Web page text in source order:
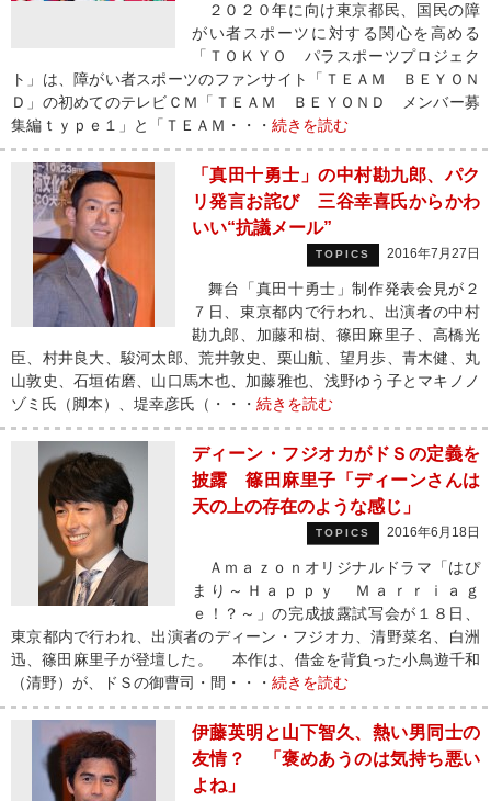
２０２０年に向け東京都民、国民の障
がい者スポーツに対する関心を高める
「ＴＯＫＹＯ パラスポーツプロジェク
ト」は、障がい者スポーツのファンサイト「ＴＥＡＭ ＢＥＹＯＮ
Ｄ」の初めてのテレビＣＭ「ＴＥＡＭ ＢＥＹＯＮＤ メンバー募
集編ｔｙｐｅ１」と「ＴＥＡＭ・・・ 続きを読む
「真田十勇士」の中村勘九郎、パク
リ発言お詫び 三谷幸喜氏からかわ
いい“抗議メール”
TOPICS 2016年7月27日
舞台「真田十勇士」制作発表会見が２
７日、東京都内で行われ、出演者の中村
勘九郎、加藤和樹、篠田麻里子、高橋光
臣、村井良大、駿河太郎、荒井敦史、栗山航、望月歩、青木健、丸
山敦史、石垣佑磨、山口馬木也、加藤雅也、浅野ゆう子とマキノノ
ゾミ氏（脚本）、堤幸彦氏（・・・ 続きを読む
ディーン・フジオカがドＳの定義を
披露 篠田麻里子「ディーンさんは
天の上の存在のような感じ」
TOPICS 2016年6月18日
Ａｍａｚｏｎオリジナルドラマ「はぴ
まり～Ｈａｐｐｙ Ｍａｒｒｉａｇ
ｅ！？～」の完成披露試写会が１８日、
東京都内で行われ、出演者のディーン・フジオカ、清野菜名、白洲
迅、篠田麻里子が登壇した。 本作は、借金を背負った小鳥遊千和
（清野）が、ドＳの御曹司・間・・・ 続きを読む
伊藤英明と山下智久、熱い男同士の
友情？ 「褒めあうのは気持ち悪い
よね」